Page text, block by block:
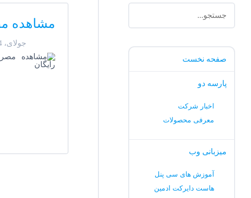
مشاهده
جولای، 24، 2020
صفحه نخست
پارسه دو
اخبار شرکت
معرفی محصولات
میزبانی وب
آموزش های سی پنل
هاست دایرکت ادمین